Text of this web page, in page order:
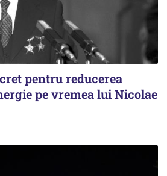
pentru reducerea
pe vremea lui Nicolae